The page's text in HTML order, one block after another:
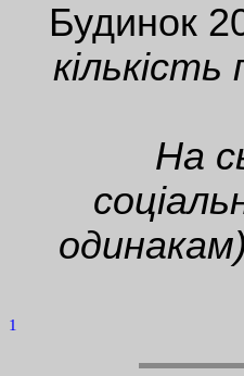
Будинок
На
1